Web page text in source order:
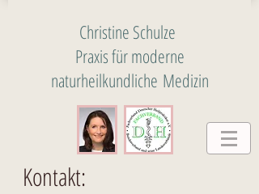
Christine Schulze
Praxisfürmoderne
naturheilkundliche Medizin
Kontakt: